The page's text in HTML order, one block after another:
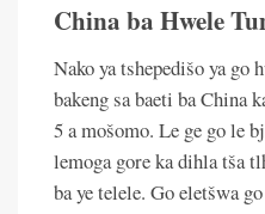
China ba Hwele
Nako ya tshepedišo ya go
bakeng sa baeti ba China
5 a mošomo. Le ge go le
lemoga gore ka dihla tša
ba ye telele. Go eletšwa